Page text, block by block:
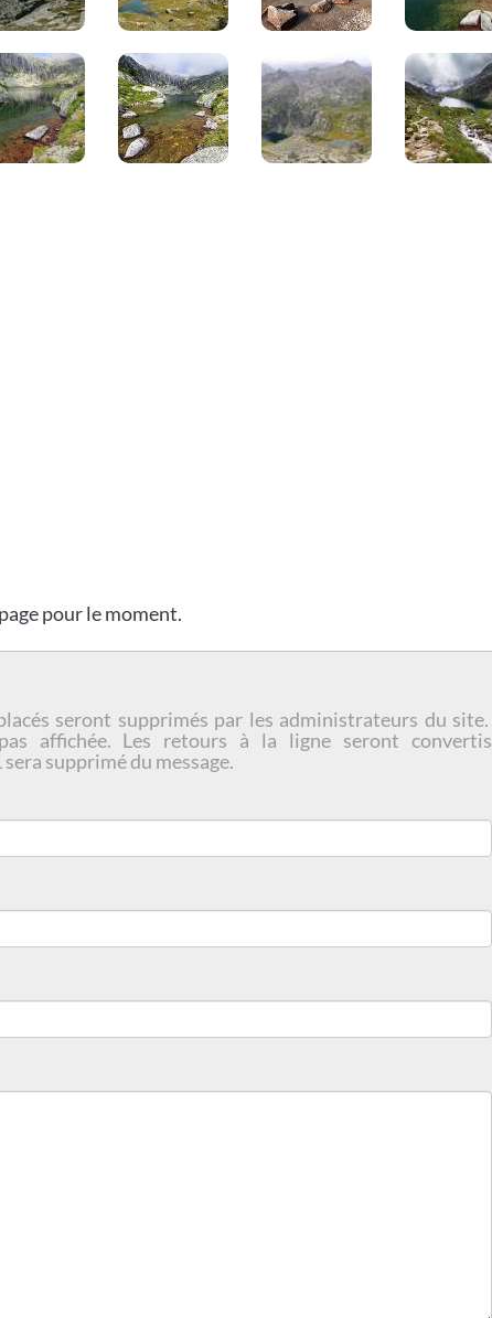
pour le moment.
seront supprimés par les administrateurs du site.
affichée. Les retours à la ligne seront convertis
supprimé du message.